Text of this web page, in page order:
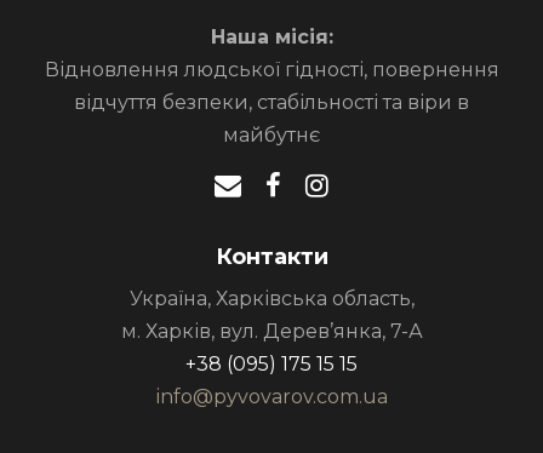
Наша місія:
Відновлення людської гідності, повернення
відчуття безпеки, стабільності та віри в
майбутнє
Контакти
Україна, Харківська область,
м. Харків, вул. Дерев’янка, 7-А
+38 (095) 175 15 15
info@pyvovarov.com.ua